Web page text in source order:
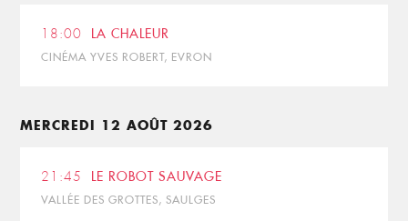
18:00 LA CHALEUR
CINÉMA YVES ROBERT, EVRON
MERCREDI 12 AOÛT 2026
21:45 LE ROBOT SAUVAGE
VALLÉE DES GROTTES, SAULGES